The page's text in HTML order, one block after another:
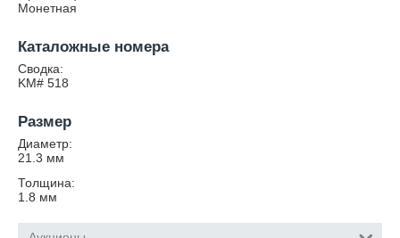
Монетная
Каталожные номера
Сводка:
KM# 518
Размер
Диаметр:
21.3 мм
Толщина:
1.8 мм